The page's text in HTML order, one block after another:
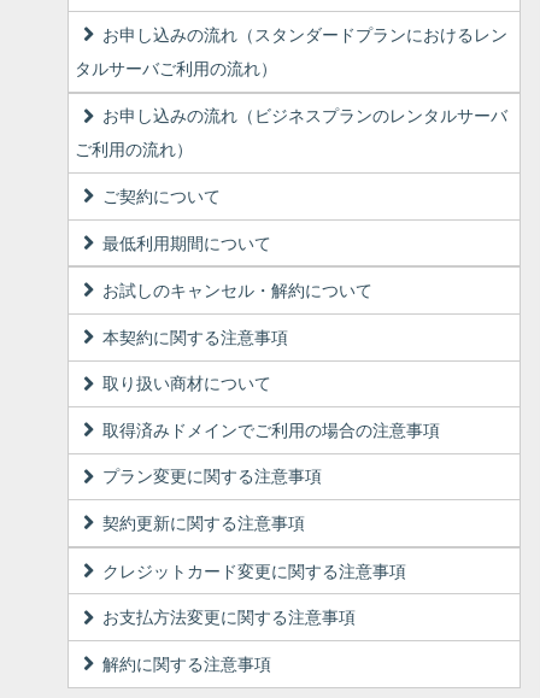
お申し込みの流れ（スタンダードプランにおけるレン
タルサーバご利用の流れ）
お申し込みの流れ（ビジネスプランのレンタルサーバ
ご利用の流れ）
ご契約について
最低利用期間について
お試しのキャンセル・解約について
本契約に関する注意事項
取り扱い商材について
取得済みドメインでご利用の場合の注意事項
プラン変更に関する注意事項
契約更新に関する注意事項
クレジットカード変更に関する注意事項
お支払方法変更に関する注意事項
解約に関する注意事項